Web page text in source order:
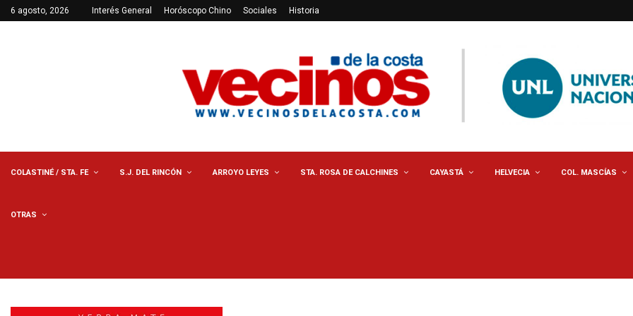
6 agosto, 2026 Interés General Horóscopo Chino Sociales Historia
COLASTINÉ / STA. FE S.J. DEL RINCÓN ARROYO LEYES STA. ROSA DE CALCHINES CAYASTÁ HELVECIA COL. MASCÍAS
OTRAS